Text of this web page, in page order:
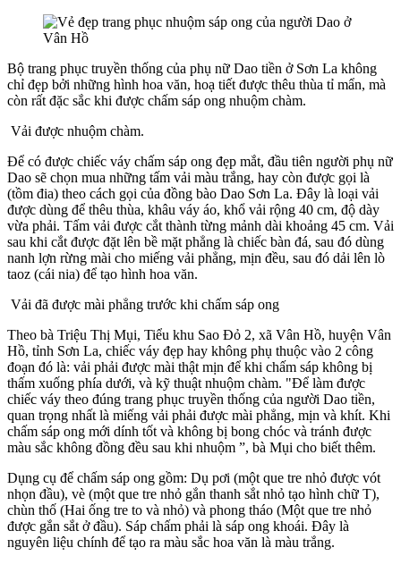
Bộ trang phục truyền thống của phụ nữ Dao tiền ở Sơn La không
chỉ đẹp bởi những hình hoa văn, hoạ tiết được thêu thùa tỉ mẩn, mà
còn rất đặc sắc khi được chấm sáp ong nhuộm chàm.
Vải được nhuộm chàm.
Để có được chiếc váy chấm sáp ong đẹp mắt, đầu tiên người phụ nữ
Dao sẽ chọn mua những tấm vải màu trắng, hay còn được gọi là
(tồm đia) theo cách gọi của đồng bào Dao Sơn La. Đây là loại vải
được dùng để thêu thùa, khâu váy áo, khổ vải rộng 40 cm, độ dày
vừa phải. Tấm vải được cắt thành từng mảnh dài khoảng 45 cm. Vải
sau khi cắt được đặt lên bề mặt phẳng là chiếc bàn đá, sau đó dùng
nanh lợn rừng mài cho miếng vải phẳng, mịn đều, sau đó dải lên lò
taoz (cái nia) để tạo hình hoa văn.
Vải đã được mài phẳng trước khi chấm sáp ong
Theo bà Triệu Thị Mụi, Tiểu khu Sao Đỏ 2, xã Vân Hồ, huyện Vân
Hồ, tỉnh Sơn La, chiếc váy đẹp hay không phụ thuộc vào 2 công
đoạn đó là: vải phải được mài thật mịn để khi chấm sáp không bị
thấm xuống phía dưới, và kỹ thuật nhuộm chàm. "Để làm được
chiếc váy theo đúng trang phục truyền thống của người Dao tiền,
quan trọng nhất là miếng vải phải được mài phẳng, mịn và khít. Khi
chấm sáp ong mới dính tốt và không bị bong chóc và tránh được
màu sắc không đồng đều sau khi nhuộm ”, bà Mụi cho biết thêm.
Dụng cụ để chấm sáp ong gồm: Dụ pơi (một que tre nhỏ được vót
nhọn đầu), vè (một que tre nhỏ gắn thanh sắt nhỏ tạo hình chữ T),
chùn thố (Hai ống tre to và nhỏ) và phong tháo (Một que tre nhỏ
được gắn sắt ở đầu). Sáp chấm phải là sáp ong khoái. Đây là
nguyên liệu chính để tạo ra màu sắc hoa văn là màu trắng.